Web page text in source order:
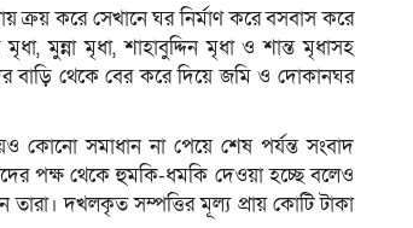
ক্রয় করে সেখানে ঘর নির্মাণ করে বসবাস করে
মুন্না মৃধা, শাহাবুদ্দিন মৃধা ও শান্ত মৃধাসহ
বাড়ি থেকে বের করে দিয়ে জমি ও দোকানঘর
কোনো সমাধান না পেয়ে শেষ পর্যন্ত সংবাদ
পক্ষ থেকে হুমকি-ধমকি দেওয়া হচ্ছে বলেও
তারা। দখলকৃত সম্পত্তির মূল্য প্রায় কোটি টাকা